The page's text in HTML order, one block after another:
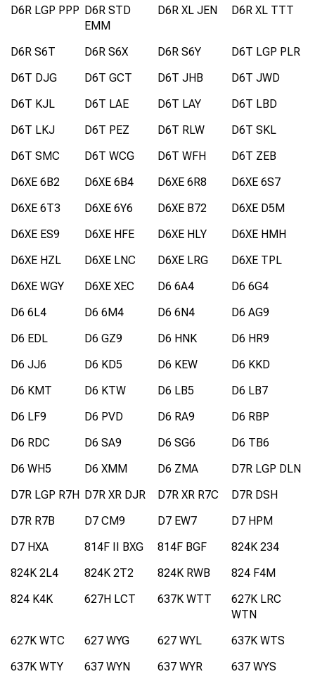
D6R LGP PPP D6R STD
EMM
D6R XL JEN D6R XL TTT
D6R S6T D6R S6X D6R S6Y
D6T LGP PLR
D6T DJG
D6T GCT D6T JHB
D6T JWD
D6T KJL
D6T LAE D6T LAY
D6T LBD
D6T LKJ
D6T PEZ D6T RLW
D6T SKL
D6T SMC
D6T WCG D6T WFH
D6T ZEB
D6XE 6B2
D6XE 6B4 D6XE 6R8
D6XE 6S7
D6XE 6T3
D6XE 6Y6 D6XE B72
D6XE D5M
D6XE ES9
D6XE HFE D6XE HLY
D6XE HMH
D6XE HZL
D6XE LNC D6XE LRG
D6XE TPL
D6XE WGY
D6XE XEC D6 6A4
D6 6G4
D6 6L4
D6 6M4 D6 6N4
D6 AG9
D6 EDL
D6 GZ9 D6 HNK
D6 HR9
D6 JJ6
D6 KD5 D6 KEW
D6 KKD
D6 KMT
D6 KTW D6 LB5
D6 LB7
D6 LF9
D6 PVD D6 RA9
D6 RBP
D6 RDC
D6 SA9 D6 SG6
D6 TB6
D6 WH5
D6 XMM D6 ZMA
D7R LGP DLN
D7R LGP R7H D7R XR DJR D7R XR R7C
D7R DSH
D7R R7B
D7 CM9 D7 EW7
D7 HPM
D7 HXA
814F II BXG 814F BGF
824K 234
824K 2L4
824K 2T2 824K RWB
824 F4M
824 K4K
627H LCT 637K WTT
627K LRC
WTN
627K WTC
627 WYG 627 WYL
637K WTS
637K WTY
637 WYN 637 WYR
637 WYS